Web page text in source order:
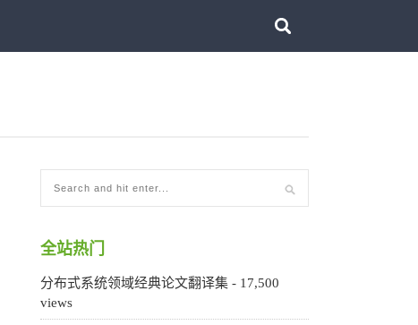
全站热门
分布式系统领域经典论文翻译集 - 17,500
views